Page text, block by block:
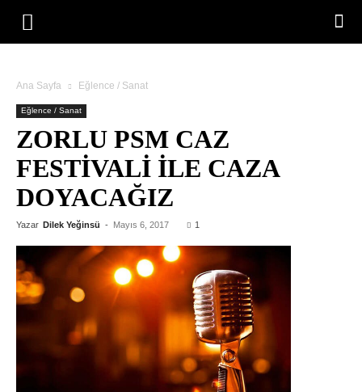
Ana Sayfa Eğlence / Sanat
Eğlence / Sanat
ZORLU PSM CAZ
FESTIVALI ILE CAZA
DOYACAĞIZ
Yazar Dilek Yeğinsü - Mayıs 6, 2017 1